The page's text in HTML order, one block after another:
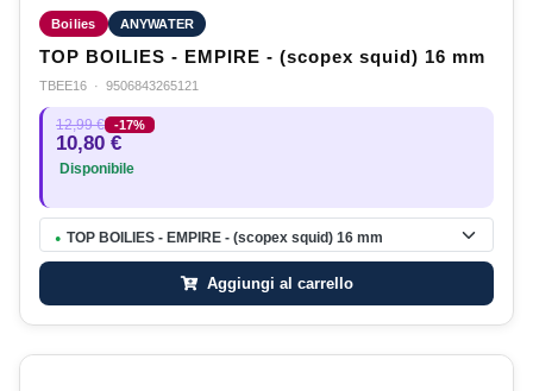
Boilies ANYWATER
TOP BOILIES - EMPIRE - (scopex squid) 16 mm
TBEE16 · 9506843265121
12,99 € -17%
10,80 €
Disponibile
● TOP BOILIES - EMPIRE - (scopex squid) 16 mm
Aggiungi al carrello